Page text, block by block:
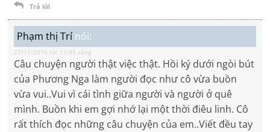
Trả lời
Phạm thị Trí nói:
27/11/2016 lúc 11:45 sáng
Câu chuyện người thật việc thật. Hồi ký dưới ngòi bút
của Phương Nga làm người đọc như cô vừa buồn
vừa vui..Vui vì cái tình giữa người và người ở quê
mình. Buồn khi em gợi nhớ lại một thời điêu linh. Cô
rất thích đọc những câu chuyện của em..Viết đều tay